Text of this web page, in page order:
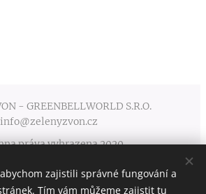
- GREENBELLWORLD S.R.O.
info@zelenyzvon.cz
práva vyhrazena 2020
podmínky Cookies
zajistili správné fungování a
Tím vám můžeme zajistit tu